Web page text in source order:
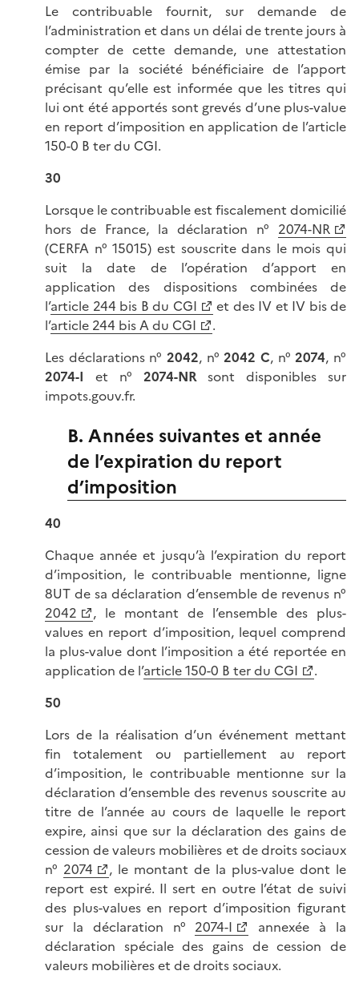
Le contribuable fournit, sur demande de
l’administration et dans un délai de trente jours à
compter de cette demande, une attestation
émise par la société bénéficiaire de l’apport
précisant qu’elle est informée que les titres qui
lui ont été apportés sont grevés d’une plus-value
en report d’imposition en application de l’article
150-0 B ter du CGI.
30
Lorsque le contribuable est fiscalement domicilié
hors de France, la déclaration n° 2074-NR
(CERFA n° 15015) est souscrite dans le mois qui
suit la date de l’opération d’apport en
application des dispositions combinées de
l’article 244 bis B du CGI
et des IV et IV bis de
l’article 244 bis A du CGI
.
Les déclarations n° 2042, n°2042 C, n°2074, n°
2074-I et n° 2074-NRsont disponibles sur
impots.gouv.fr.
B. Années suivantes et année
de l’expiration du report
d’imposition
40
Chaque année et jusqu’à l’expiration du report
d’imposition, le contribuable mentionne, ligne
8UT de sa déclaration d’ensemble de revenus n°
2042
, le montant de l’ensemble des plus-
values en report d’imposition, lequel comprend
la plus-value dont l’imposition a été reportée en
application de l’article 150-0 B ter du CGI
.
50
Lors de la réalisation d’un événement mettant
fin totalement ou partiellement au report
d’imposition, le contribuable mentionne sur la
déclaration d’ensemble des revenus souscrite au
titre de l’année au cours de laquelle le report
expire, ainsi que sur la déclaration des gains de
cession de valeurs mobilières et de droits sociaux
n° 2074
, le montant de la plus-value dont le
report est expiré. Il sert en outre l’état de suivi
des plus-values en report d’imposition figurant
sur la déclaration n° 2074-I
annexée à la
déclaration spéciale des gains de cession de
valeurs mobilières et de droits sociaux.